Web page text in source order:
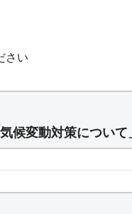
さい
気候変動対策につい